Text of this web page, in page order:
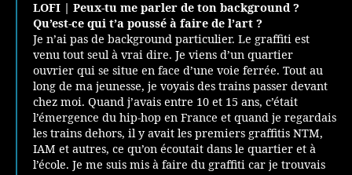
LOFI | Peux-tu me parler de ton background ?
Qu’est-ce qui t’a poussé à faire de l’art ?
Je n’ai pas de background particulier. Le graffiti est
venu tout seul à vrai dire. Je viens d’un quartier
ouvrier qui se situe en face d’une voie ferrée. Tout au
long de ma jeunesse, je voyais des trains passer devant
chez moi. Quand j’avais entre 10 et 15 ans, c’était
l’émergence du hip-hop en France et quand je regardais
les trains dehors, il y avait les premiers graffitis NTM,
IAM et autres, ce qu’on écoutait dans le quartier et à
l’école. Je me suis mis à faire du graffiti car je trouvais